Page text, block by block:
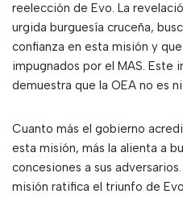
reelección de Evo. La
urgida burguesía cruceña,
confianza en esta misión y
impugnados por el MAS. Este
demuestra que la OEA no es
Cuanto más el gobierno
esta misión, más la alienta a
concesiones a sus
misión ratifica el triunfo de